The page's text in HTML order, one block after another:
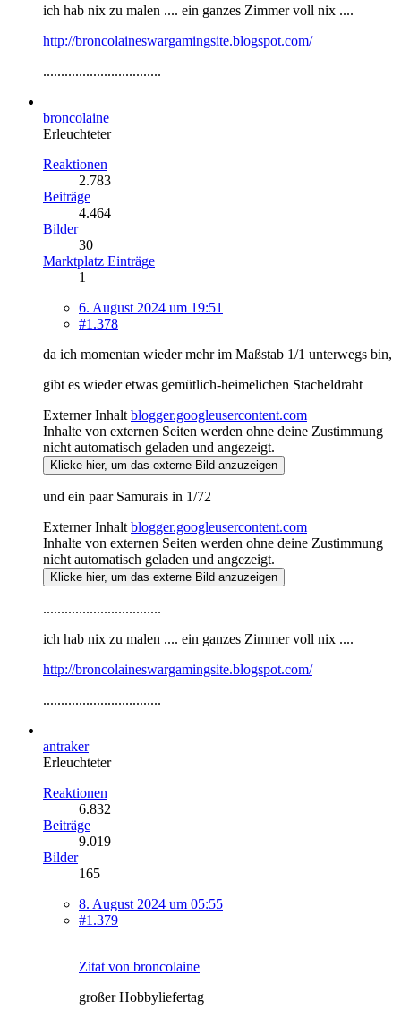
ich hab nix zu malen .... ein ganzes Zimmer voll nix ....
http://broncolaineswargamingsite.blogspot.com/
.................................
broncolaine
Erleuchteter
Reaktionen
2.783
Beiträge
4.464
Bilder
30
Marktplatz Einträge
1
6. August 2024 um 19:51
#1.378
da ich momentan wieder mehr im Maßstab 1/1 unterwegs bin,
gibt es wieder etwas gemütlich-heimelichen Stacheldraht
Externer Inhalt blogger.googleusercontent.com
Inhalte von externen Seiten werden ohne deine Zustimmung
nicht automatisch geladen und angezeigt.
Klicke hier, um das externe Bild anzuzeigen
und ein paar Samurais in 1/72
Externer Inhalt blogger.googleusercontent.com
Inhalte von externen Seiten werden ohne deine Zustimmung
nicht automatisch geladen und angezeigt.
Klicke hier, um das externe Bild anzuzeigen
.................................
ich hab nix zu malen .... ein ganzes Zimmer voll nix ....
http://broncolaineswargamingsite.blogspot.com/
.................................
antraker
Erleuchteter
Reaktionen
6.832
Beiträge
9.019
Bilder
165
8. August 2024 um 05:55
#1.379
Zitat von broncolaine
großer Hobbyliefertag